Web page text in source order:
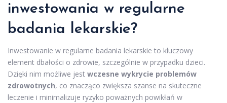
inwestowania w regularne
badania lekarskie?
Inwestowanie w regularne badania lekarskie to kluczowy
element dbałości o zdrowie, szczególnie w przypadku dzieci.
Dzięki nim możliwe jest wczesne wykrycie problemów
zdrowotnych, co znacząco zwiększa szanse na skuteczne
leczenie i minimalizuje ryzyko poważnych powikłań w